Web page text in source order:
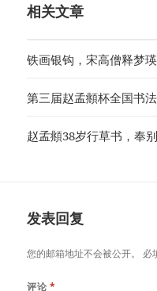
相关文章
铁画银钩，宋高僧释梦
第三届赵孟頫杯全国书
赵孟頫38岁行草书，奉
发表回复
您的邮箱地址不会被公开。 必
评论 *